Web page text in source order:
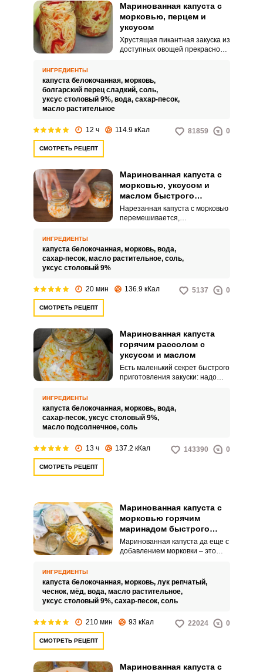
Маринованная капуста с
морковью, перцем и
уксусом
Хрустящая пикантная закуска из
доступных овощей прекрасно
людей, которые следят за своей
фигурой. Блюдо готовится
быстро и не содержит в себе
ИНГРЕДИЕНТЫ
капуста белокочанная, морковь,
болгарский перец сладкий, соль,
уксус столовый 9%, вода, сахар-песок,
масло растительное
12 ч 114.9 кКал 81859 0
СМОТРЕТЬ РЕЦЕПТ
Маринованная капуста с
морковью, уксусом и
маслом быстрого
приготовления
Нарезанная капуста с морковью
перемешивается,
сахара, растительного масла,
соли и уксуса. Получается очень
ИНГРЕДИЕНТЫ
капуста белокочанная, морковь, вода,
сахар-песок, масло растительное, соль,
уксус столовый 9%
20 мин 136.9 кКал 5137 0
СМОТРЕТЬ РЕЦЕПТ
Маринованная капуста
горячим рассолом с
уксусом и маслом
Есть маленький секрет быстрого
приготовления закуски: надо
результате овощи не
разварятся, а останутся
сочными и хрустящими и
ИНГРЕДИЕНТЫ
капуста белокочанная, морковь, вода,
сахар-песок, уксус столовый 9%,
масло подсолнечное, соль
13 ч 137.2 кКал 143390 0
СМОТРЕТЬ РЕЦЕПТ
Маринованная капуста с
морковью горячим
маринадом быстрого
приготовления
Маринованная капуста да еще с
добавлением морковки – это
Приготовление занимает
минимум времени. А
результатом вы будете
ИНГРЕДИЕНТЫ
капуста белокочанная, морковь, лук репчатый,
чеснок, мёд, вода, масло растительное,
уксус столовый 9%, сахар-песок, соль
210 мин 93 кКал 22024 0
СМОТРЕТЬ РЕЦЕПТ
Маринованная капуста с